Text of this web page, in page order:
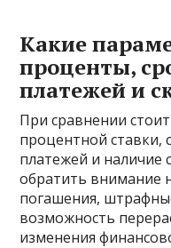
Какие
проценты,
платежей и
При сравнении
процентной ставки,
платежей и наличие
обратить внимание
погашения,
возможность
изменения